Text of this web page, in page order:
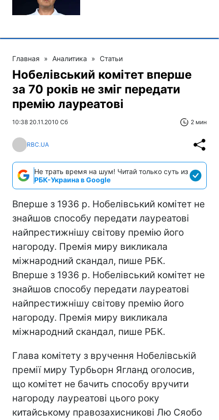
Главная » Аналитика » Статьи
Нобелівський комітет вперше
за 70 років не зміг передати
премію лауреатові
10:38 20.11.2010 Сб 2 мин
RBC.UA
Не трать время на шум! Читай только суть из
РБК-Украина в Google
Вперше з 1936 р. Нобелівський комітет не
знайшов способу передати лауреатові
найпрестижнішу світову премію його
нагороду. Премія миру викликала
міжнародний скандал, пише РБК.
Вперше з 1936 р. Нобелівський комітет не
знайшов способу передати лауреатові
найпрестижнішу світову премію його
нагороду. Премія миру викликала
міжнародний скандал, пише РБК.
Глава комітету з вручення Нобелівській
премії миру Турбьорн Ягланд оголосив,
що комітет не бачить способу вручити
нагороду лауреатові цього року
китайському правозахисникові Лю Сяобо